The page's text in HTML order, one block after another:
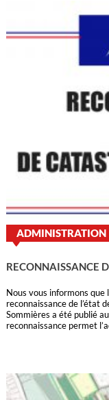
ADMINISTRATION
RECONNAISSANCE
Nous vous informons
reconnaissance de l’état
Sommières a été publié
reconnaissance permet